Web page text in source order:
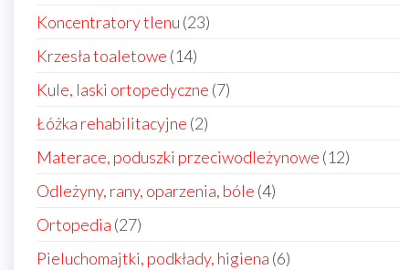
produktów
Koncentratory tlenu 2323
Krzesła toaletowe 1414
produktów
Kule, laski ortopedyczne 77
Łóżka rehabilitacyjne 22
produkty
Materace, poduszki przeciwodleżynowe 1212
Odleżyny, rany, oparzenia, bóle 44
Ortopedia 2727
produktów
Pieluchomajtki, podkłady, higiena 66